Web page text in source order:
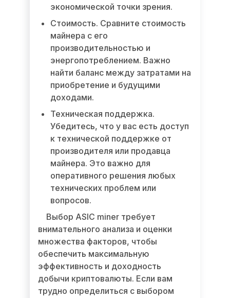
экономической точки зрения.
Стоимость. Сравните стоимость
майнера с его
производительностью и
энергопотреблением. Важно
найти баланс между затратами на
приобретение и будущими
доходами.
Техническая поддержка.
Убедитесь, что у вас есть доступ
к технической поддержке от
производителя или продавца
майнера. Это важно для
оперативного решения любых
технических проблем или
вопросов.
Выбор ASIC miner требует
внимательного анализа и оценки
множества факторов, чтобы
обеспечить максимальную
эффективность и доходность
добычи криптовалюты. Если вам
трудно определиться с выбором